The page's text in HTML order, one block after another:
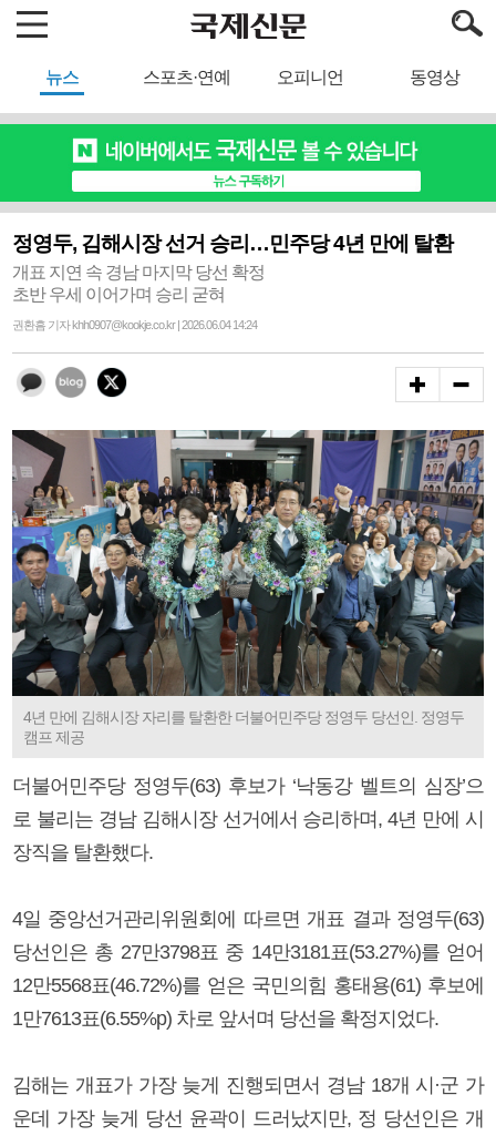
뉴스 스포츠·연예 오피니언 동영상
정영두, 김해시장 선거 승리…민주당 4년 만에 탈환
개표 지연 속 경남 마지막 당선 확정
초반 우세 이어가며 승리 굳혀
권환흠 기자 khh0907@kookje.co.kr | 2026.06.04 14:24
4년 만에 김해시장 자리를 탈환한 더불어민주당 정영두 당선인. 정영두
캠프 제공
더불어민주당 정영두(63) 후보가 ‘낙동강 벨트의 심장’으
로 불리는 경남 김해시장 선거에서 승리하며, 4년 만에 시
장직을 탈환했다.
4일 중앙선거관리위원회에 따르면 개표 결과 정영두(63)
당선인은 총 27만3798표 중 14만3181표(53.27%)를 얻어
12만5568표(46.72%)를 얻은 국민의힘 홍태용(61) 후보에
1만7613표(6.55%p) 차로 앞서며 당선을 확정지었다.
김해는 개표가 가장 늦게 진행되면서 경남 18개 시·군 가
운데 가장 늦게 당선 윤곽이 드러났지만, 정 당선인은 개